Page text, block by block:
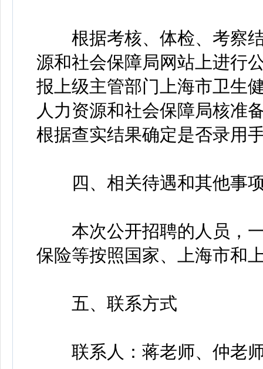
根据考核、体检、考察结
源和社会保障局网站上进行
报上级主管部门上海市卫生
人力资源和社会保障局核准
根据查实结果确定是否录用
四、相关待遇和其他事
本次公开招聘的人员，一
保险等按照国家、上海市和
五、联系方式
联系人：蒋老师、仲老